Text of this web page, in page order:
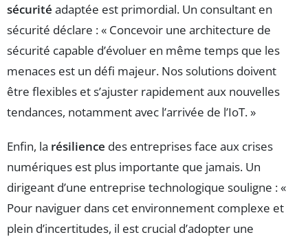
sécurité adaptée est primordial. Un consultant en
sécurité déclare : « Concevoir une architecture de
sécurité capable d’évoluer en même temps que les
menaces est un défi majeur. Nos solutions doivent
être flexibles et s’ajuster rapidement aux nouvelles
tendances, notamment avec l’arrivée de l’IoT. »
Enfin, la résilience des entreprises face aux crises
numériques est plus importante que jamais. Un
dirigeant d’une entreprise technologique souligne : «
Pour naviguer dans cet environnement complexe et
plein d’incertitudes, il est crucial d’adopter une